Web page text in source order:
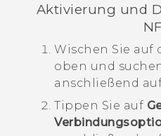
Aktivierung und
Wischen Sie auf
oben und
anschließend
Tippen Sie auf